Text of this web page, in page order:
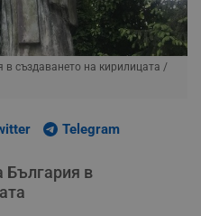
създаването на кирилицата /
Telegram
България в